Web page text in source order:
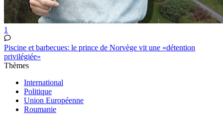
1
Piscine et barbecues: le prince de Norvège vit une «détention
privilégiée»
Thèmes
International
Politique
Union Européenne
Roumanie